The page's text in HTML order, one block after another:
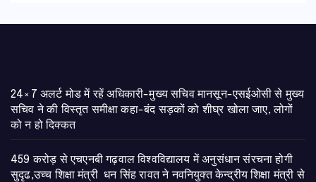
24×7 अलर्ट मोड में रहें अधिकारी-मुख्य सचिव मानसून-एसईओसी से मुख्य
सचिव ने की विस्तृत समीक्षा कहा-बंद सड़कों को शीघ्र खोला जाए, लोगों
को न हो दिक्कत
459 करोड़ से एचएनबी गढ़वाल विश्वविद्यालय में अनुसंधान संरचना होगी
सुदृढ,उच्च शिक्षा मंत्री धन सिंह रावत ने नवनियुक्त केन्द्रीय शिक्षा मंत्री से